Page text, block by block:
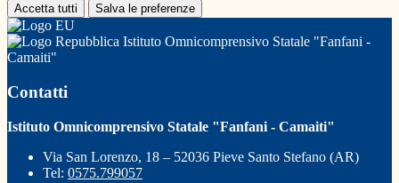
Accetta tutti Salva le preferenze
Istituto Omnicomprensivo Statale "Fanfani -
Camaiti"
Contatti
Istituto Omnicomprensivo Statale "Fanfani - Camaiti"
Via San Lorenzo, 18 – 52036 Pieve Santo Stefano (AR)
Tel: 0575.799057